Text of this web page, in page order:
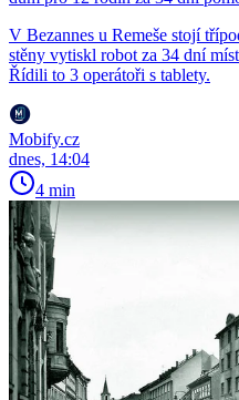
V Bezannes u Remeše stojí
stěny vytiskl robot za 34 dní
Řídili to 3 operátoři s tablety.
Mobify.cz
dnes, 14:04
4 min